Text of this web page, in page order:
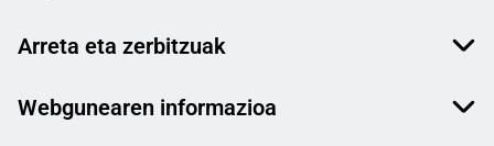
Arreta eta zerbitzuak
Webgunearen informazioa